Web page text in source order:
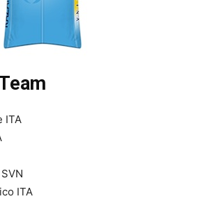
ITA
ITA